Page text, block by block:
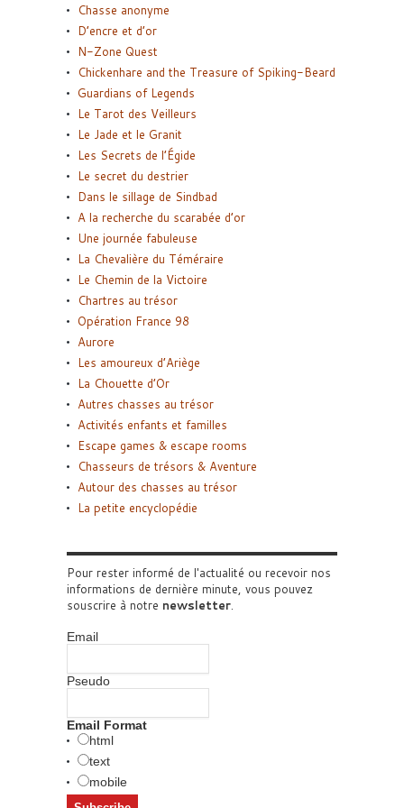
Chasse anonyme
D’encre et d’or
N-Zone Quest
Chickenhare and the Treasure of Spiking-Beard
Guardians of Legends
Le Tarot des Veilleurs
Le Jade et le Granit
Les Secrets de l’Égide
Le secret du destrier
Dans le sillage de Sindbad
A la recherche du scarabée d’or
Une journée fabuleuse
La Chevalière du Téméraire
Le Chemin de la Victoire
Chartres au trésor
Opération France 98
Aurore
Les amoureux d’Ariège
La Chouette d’Or
Autres chasses au trésor
Activités enfants et familles
Escape games & escape rooms
Chasseurs de trésors & Aventure
Autour des chasses au trésor
La petite encyclopédie
Pour rester informé de l'actualité ou recevoir nos
informations de dernière minute, vous pouvez
souscrire à notre newsletter.
Email
Pseudo
Email Format
html
text
mobile